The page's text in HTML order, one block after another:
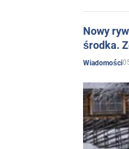
Nowy
środka.
Wiadomości